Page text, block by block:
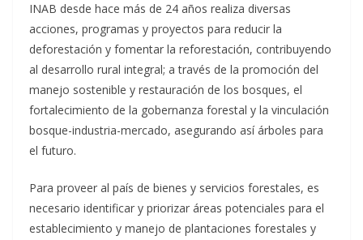
INAB desde hace más de 24 años realiza diversas
acciones, programas y proyectos para reducir la
deforestación y fomentar la reforestación, contribuyendo
al desarrollo rural integral; a través de la promoción del
manejo sostenible y restauración de los bosques, el
fortalecimiento de la gobernanza forestal y la vinculación
bosque-industria-mercado, asegurando así árboles para
el futuro.
Para proveer al país de bienes y servicios forestales, es
necesario identificar y priorizar áreas potenciales para el
establecimiento y manejo de plantaciones forestales y